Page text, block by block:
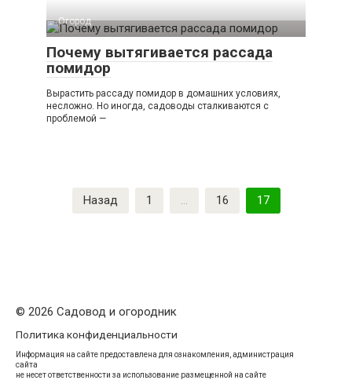
Огород
Почему вытягивается рассада
помидор
Вырастить рассаду помидор в домашних условиях,
несложно. Но иногда, садоводы сталкиваются с
проблемой —
Назад 1 … 16 17
© 2026 Садовод и огородник
Политика конфиденциальности
Информация на сайте предоставлена для ознакомления, администрация
сайта
не несет ответственности за использование размещенной на сайте